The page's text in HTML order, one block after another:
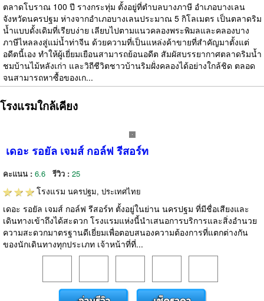
ตลาดโบราณ 100 ปี รางกระทุ่ม ตั้งอยู่ที่ตำบลบางภาษี อำเภอบางเลน
จังหวัดนครปฐม ห่างจากอำเภอบางเลนประมาณ 5 กิโลเมตร เป็นตลาดริม
น้ำแบบดั้งเดิมที่เรียบง่าย เลียบไปตามแนวคลองพระพิมลและคลองบาง
ภาษีไหลลงสู่แม่น้ำท่าจีน ด้วยความที่เป็นแหล่งค้าขายที่สำคัญมาตั้งแต่
อดีตนี้เอง ทำให้ผู้เยี่ยมเยือนสามารถย้อนอดีต สัมผัสบรรยากาศตลาดริมน้ำ
ชมบ้านไม้หลังเก่า และวิถีชีวิตชาวบ้านริมฝั่งคลองได้อย่างใกล้ชิด ตลอด
จนสามารถหาซื้อของเก...
โรงแรมใกล้เคียง
เดอะ รอยัล เจมส์ กอล์ฟ รีสอร์ท
คะแนน : 6.6 รีวิว : 25
โรงแรม นครปฐม, ประเทศไทย
เดอะ รอยัล เจมส์ กอล์ฟ รีสอร์ท ตั้งอยู่ในย่าน นครปฐม ที่มีชื่อเสียงและ
เดินทางเข้าถึงได้สะดวก โรงแรมแห่งนี้นำเสนอการบริการและสิ่งอำนวย
ความสะดวกมาตรฐานดีเยี่ยมเพื่อตอบสนองความต้องการที่แตกต่างกัน
ของนักเดินทางทุกประเภท เจ้าหน้าที่ที่...